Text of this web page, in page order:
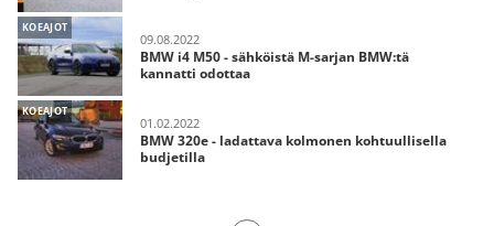
KOEAJOT
09.08.2022
BMW i4 M50 - sähköistä M-sarjan BMW:tä
kannatti odottaa
KOEAJOT
01.02.2022
BMW 320e - ladattava kolmonen kohtuullisella
budjetilla